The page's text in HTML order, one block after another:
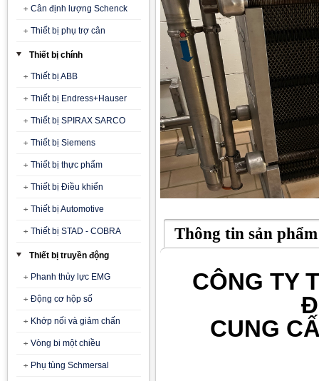
Cân định lượng Schenck
Thiết bị phụ trợ cân
Thiết bị chính
Thiết bị ABB
Thiết bị Endress+Hauser
Thiết bị SPIRAX SARCO
Thiết bị Siemens
Thiết bị thực phẩm
Thiết bị Điều khiển
Thiết bị Automotive
Thiết bị STAD - COBRA
Thiết bị truyền động
Phanh thủy lực EMG
Động cơ hộp số
Khớp nối và giảm chấn
Vòng bi một chiều
Phụ tùng Schmersal
Thông tin sản phẩm
CÔNG TY
CUNG